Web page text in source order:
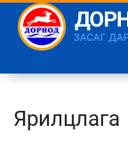
Ярилцлага